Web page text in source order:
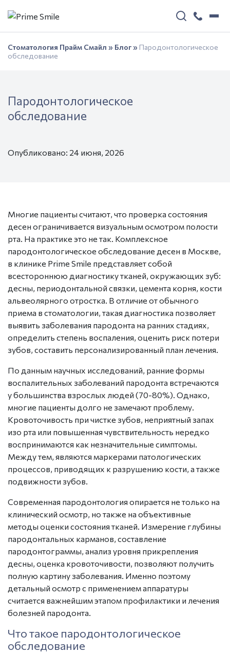
Стоматология Прайм Смайл » Блог» Пародонтологическое
обследование
Пародонтологическое
обследование
Опубликовано: 24 июня, 2026
Многие пациенты считают, что проверка состояния
десен ограничивается визуальным осмотром полости
рта. На практике это не так. Комплексное
пародонтологическое обследование десен в Москве,
в клинике Prime Smile представляет собой
всестороннюю диагностику тканей, окружающих зуб:
десны, периодонтальной связки, цемента корня, кости
альвеолярного отростка. В отличие от обычного
приема в стоматологии, такая диагностика позволяет
выявить заболевания пародонта на ранних стадиях,
определить степень воспаления, оценить риск потери
зубов, составить персонализированный план лечения.
По данным научных исследований, ранние формы
воспалительных заболеваний пародонта встречаются
у большинства взрослых людей (70-80%). Однако,
многие пациенты долго не замечают проблему.
Кровоточивость при чистке зубов, неприятный запах
изо рта или повышенная чувствительность нередко
воспринимаются как незначительные симптомы.
Между тем, являются маркерами патологических
процессов, приводящих к разрушению кости, а также
подвижности зубов.
Современная пародонтология опирается не только на
клинический осмотр, но также на объективные
методы оценки состояния тканей. Измерение глубины
пародонтальных карманов, составление
пародонтограммы, анализ уровня прикрепления
десны, оценка кровоточивости, позволяют получить
полную картину заболевания. Именно поэтому
детальный осмотр с применением аппаратуры
считается важнейшим этапом профилактики и лечения
болезней пародонта.
Что такое пародонтологическое
обследование